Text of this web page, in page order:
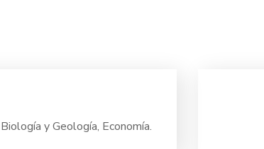
y Geología, Economía.